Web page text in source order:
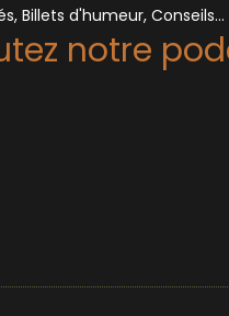
Billets d'humeur, Conseils…
notre